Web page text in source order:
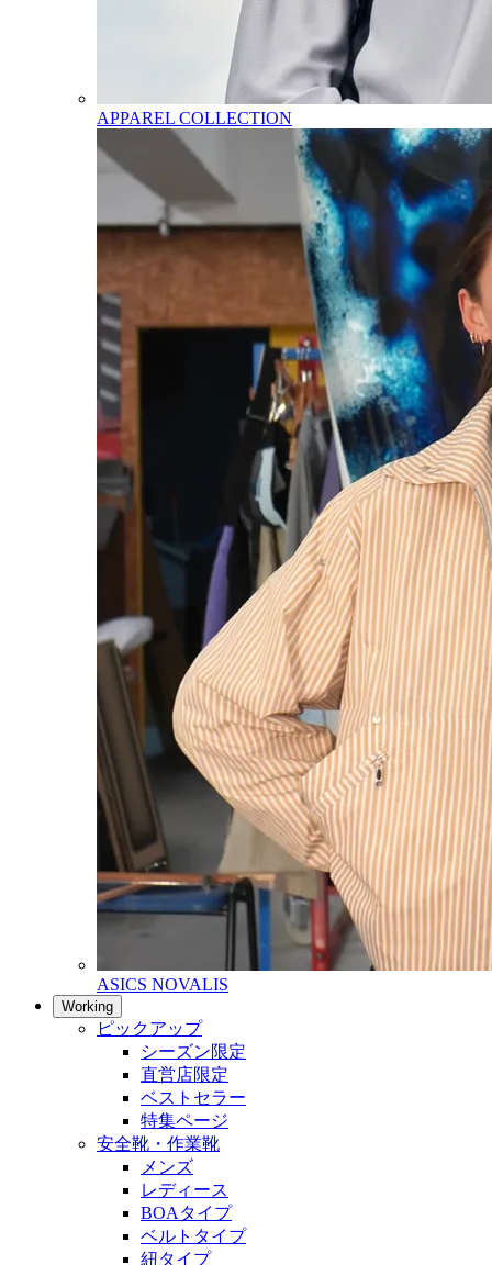
APPAREL COLLECTION
ASICS NOVALIS
Working
ピックアップ
シーズン限定
直営店限定
ベストセラー
特集ページ
安全靴・作業靴
メンズ
レディース
BOAタイプ
ベルトタイプ
紐タイプ